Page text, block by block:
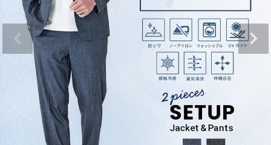
カラー サイズ
ネイビーブルー
M
カートに入れる
L カートに入れる
LL カートに入れる
チャコール